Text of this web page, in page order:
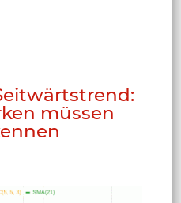
müssen